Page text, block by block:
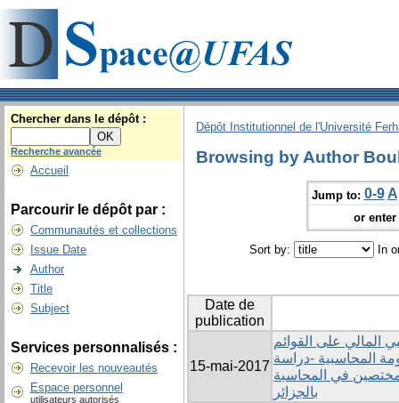
Chercher dans le dépôt :
Recherche avancée
Accueil
Parcourir le dépôt par :
Communautés et collections
Issue Date
Author
Title
Subject
Services personnalisés :
Recevoir les nouveautés
Espace personnel
utilisateurs autorisés
Dépôt Institutionnel de l'Université
Browsing by Author
Jump to: 0-9 A
or
Sort by: In
Date de
publication
15-mai-2017
المالي على القوائم
المحاسبية -دراسة
في المحاسبة
بالجزائر